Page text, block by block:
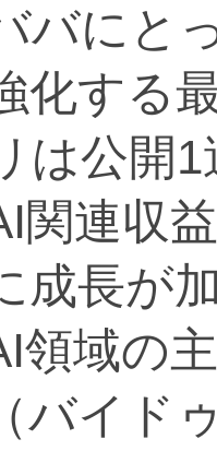
バにと
化する
は公開
関連収
成長が
領域の
バイド